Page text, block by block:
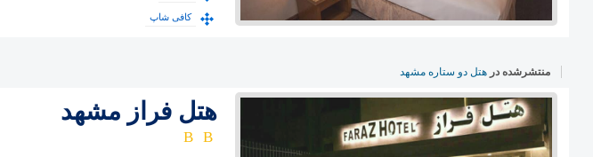
کافی شاپ
منتشرشده در هتل دو ستاره مشهد
هتل فراز مشهد